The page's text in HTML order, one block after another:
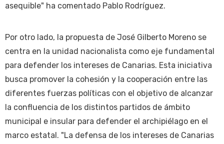
asequible" ha comentado Pablo Rodríguez.
Por otro lado, la propuesta de José Gilberto Moreno se
centra en la unidad nacionalista como eje fundamental
para defender los intereses de Canarias. Esta iniciativa
busca promover la cohesión y la cooperación entre las
diferentes fuerzas políticas con el objetivo de alcanzar
la confluencia de los distintos partidos de ámbito
municipal e insular para defender el archipiélago en el
marco estatal. "La defensa de los intereses de Canarias